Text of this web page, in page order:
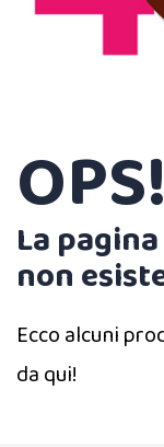
OPS!
La
non
Ecco alcuni
da qui!